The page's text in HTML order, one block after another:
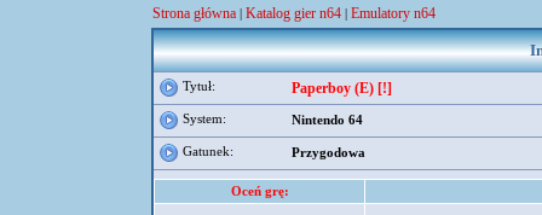
Strona główna | Katalog gier n64 | Emulatory n64
Tytuł: Paperboy (E) [!]
System: Nintendo 64
Gatunek: Przygodowa
Oceń grę: